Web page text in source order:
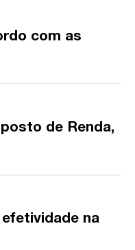
com as
de Renda,
efetividade na